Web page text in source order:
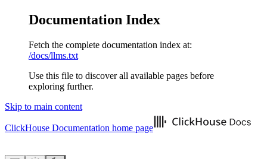
Documentation Index
Fetch the complete documentation index at:
/docs/llms.txt
Use this file to discover all available pages before
exploring further.
Skip to main content
ClickHouse Documentation home page